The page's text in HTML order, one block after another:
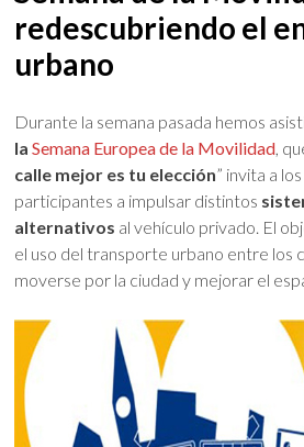
redescubriendo el
urbano
Durante la semana pasada hemos
laSemana Europea de la Movilidad ,
calle mejor es tu elección” invita a
participantes a impulsar distintos
alternativos al vehículo privado. El
el uso del transporte urbano entre los
moverse por la ciudad y mejorar el